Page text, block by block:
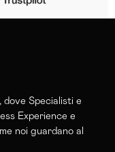
dove Specialisti e
Experience e
noi guardano al